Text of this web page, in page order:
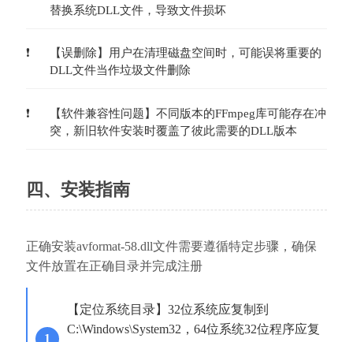
替换系统DLL文件，导致文件损坏
【误删除】用户在清理磁盘空间时，可能误将重要的
DLL文件当作垃圾文件删除
【软件兼容性问题】不同版本的FFmpeg库可能存在冲
突，新旧软件安装时覆盖了彼此需要的DLL版本
四、安装指南
正确安装avformat-58.dll文件需要遵循特定步骤，确保
文件放置在正确目录并完成注册
【定位系统目录】32位系统应复制到
C:\Windows\System32，64位系统32位程序应复